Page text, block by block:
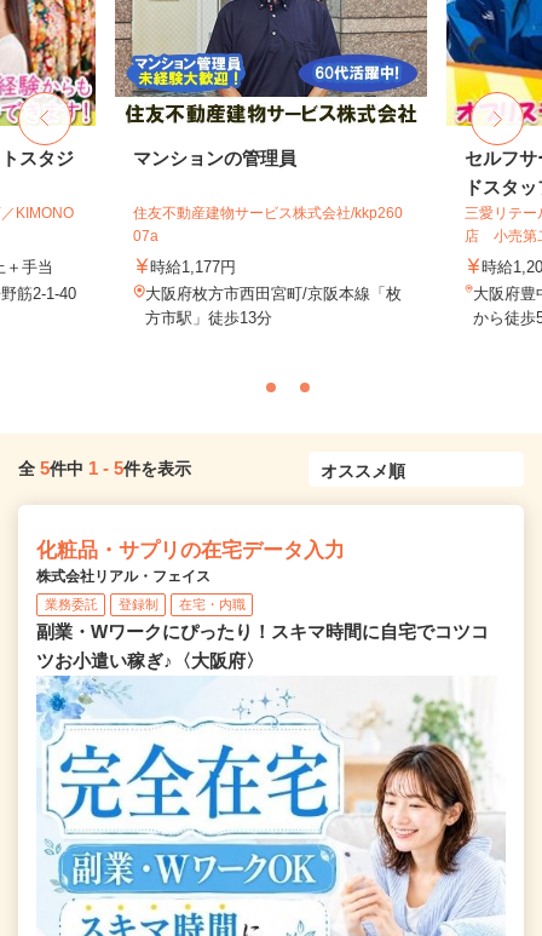
スタジ
KIMONO
＋手当
筋2-1-40
マンションの管理員
住友不動産建物サービス株式会社/kkp260
07a
時給1,177円
大阪府枚方市西田宮町/京阪本線「枚
方市駅」徒歩13分
セルフ
ドスタッ
三愛リテ
店 小売第
時給
大阪府豊
から徒歩
全 5件中 1 - 5件を表示
化粧品・サプリの在宅データ入力
株式会社リアル・フェイス
業務委託 登録制 在宅・内職
副業・Wワークにぴったり！スキマ時間に自宅でコツコ
ツお小遣い稼ぎ♪〈大阪府〉